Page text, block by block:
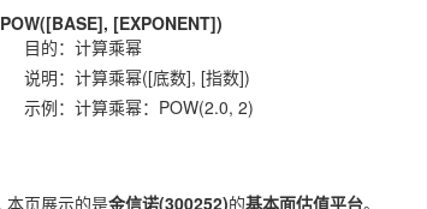
POW([BASE], [EXPONENT])
目的： 计算乘幂
说明： 计算乘幂([底数], [指数])
示例： 计算乘幂：POW(2.0, 2)
本页展示的是金信诺(300252)的基本面估值平台。